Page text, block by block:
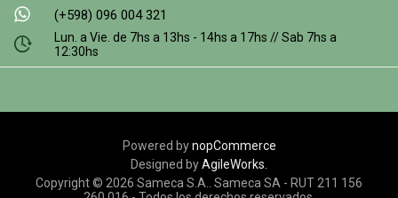
(+598) 096 004 321
Lun. a Vie. de 7hs a 13hs - 14hs a 17hs // Sab 7hs a
12:30hs
Powered bynopCommerce
Designed byAgileWorks.
Copyright © 2026 Sameca S.A.. Sameca SA - RUT 211 156